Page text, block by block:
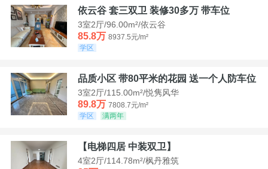
依云谷 套三双卫 装修30多万 带车位
3室2厅/96.00m²/依云谷
85.8万 8937.5元/m²
学区
品质小区 带80平米的花园 送一个人防车位
3室2厅/115.00m²/悦隽风华
89.8万 7808.7元/m²
学区
满两年
【电梯四居 中装双卫】
4室2厅/114.78m²/枫丹雅筑